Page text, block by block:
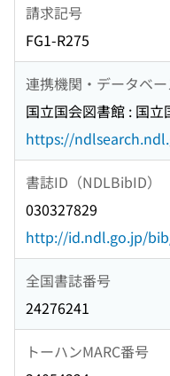
請求記号
FG1-R275
連携機関・データベー
国立国会図書館 : 国立
https://
書誌ID（NDLBibID）
030327829
http://id.ndl.go.jp/
全国書誌番号
24276241
トーハンMARC番号